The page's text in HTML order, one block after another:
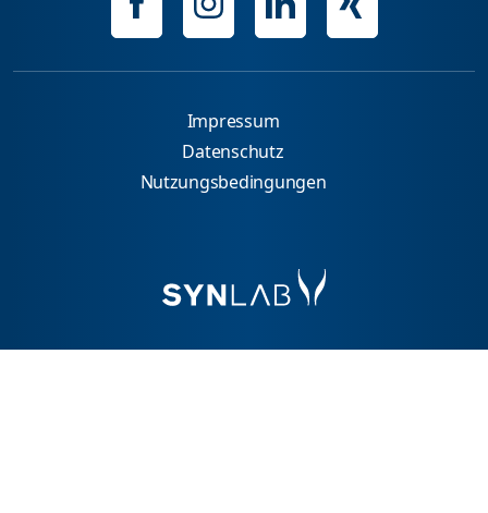
Impressum
Datenschutz
Nutzungsbedingungen